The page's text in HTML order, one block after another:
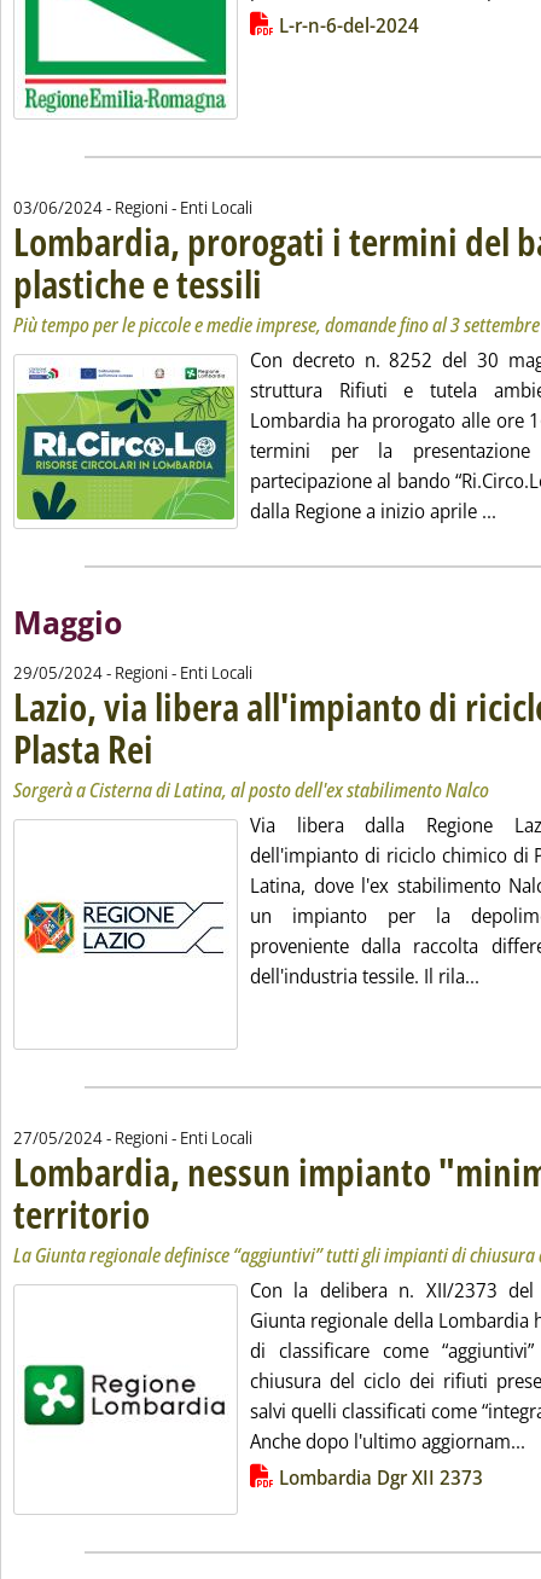
Lista allegati PDF alla notiziaL-r-n-6-del-2024
03/06/2024- Regioni - Enti Locali
Lombardia, prorogati i termini del
plastiche e tessili . Sottotitolo: Più tempo per le piccole e medie
. Pubblicata lunedì 03 giugno 2024 alle 9.47.
Più tempo per le piccole e medie imprese, domande fino al 3 settembre
Con decreto n. 8252 del 30
struttura Rifiuti e tutela
Lombardia ha prorogato alle ore
termini per la
partecipazione al bando
dalla Regione a inizio aprile ...
Maggio
29/05/2024- Regioni - Enti Locali
Lazio, via libera all'impianto di
Plasta Rei . Sottotitolo: Sorgerà a Cisterna di Latina, al posto dell'ex
. Pubblicata mercoledì 29 maggio 2024 alle 14.56.
Sorgerà a Cisterna di Latina, al posto dell'ex stabilimento Nalco
Via libera dalla Regione
dell'impianto di riciclo chimico di
Latina, dove l'ex stabilimento
un impianto per la
proveniente dalla raccolta
dell'industria tessile. Il rila...
27/05/2024- Regioni - Enti Locali
Lombardia, nessun impianto
territorio . Sottotitolo: La Giunta regionale definisce “aggiuntivi” tutti gli
. Pubblicata lunedì 27 maggio 2024 alle 15.50.
La Giunta regionale definisce “aggiuntivi” tutti gli impianti di
Con la delibera n. XII/2373
Giunta regionale della Lombardia
di classificare come
chiusura del ciclo dei rifiuti
salvi quelli classificati come
Anche dopo l'ultimo aggiornam...
Lista allegati PDF alla notiziaLombardia Dgr XII 2373